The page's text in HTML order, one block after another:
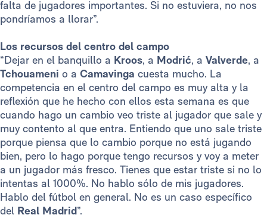
falta de jugadores importantes. Si no estuviera, no nos
pondríamos a llorar”.
Los recursos del centro del campo
“Dejar en el banquillo a Kroos, a Modrić, a Valverde, a
Tchouameni o a Camavinga cuesta mucho. La
competencia en el centro del campo es muy alta y la
reflexión que he hecho con ellos esta semana es que
cuando hago un cambio veo triste al jugador que sale y
muy contento al que entra. Entiendo que uno sale triste
porque piensa que lo cambio porque no está jugando
bien, pero lo hago porque tengo recursos y voy a meter
a un jugador más fresco. Tienes que estar triste si no lo
intentas al 1000%. No hablo sólo de mis jugadores.
Hablo del fútbol en general. No es un caso específico
del Real Madrid”.